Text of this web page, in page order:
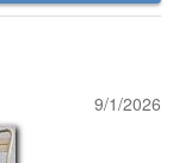
9/1/2026